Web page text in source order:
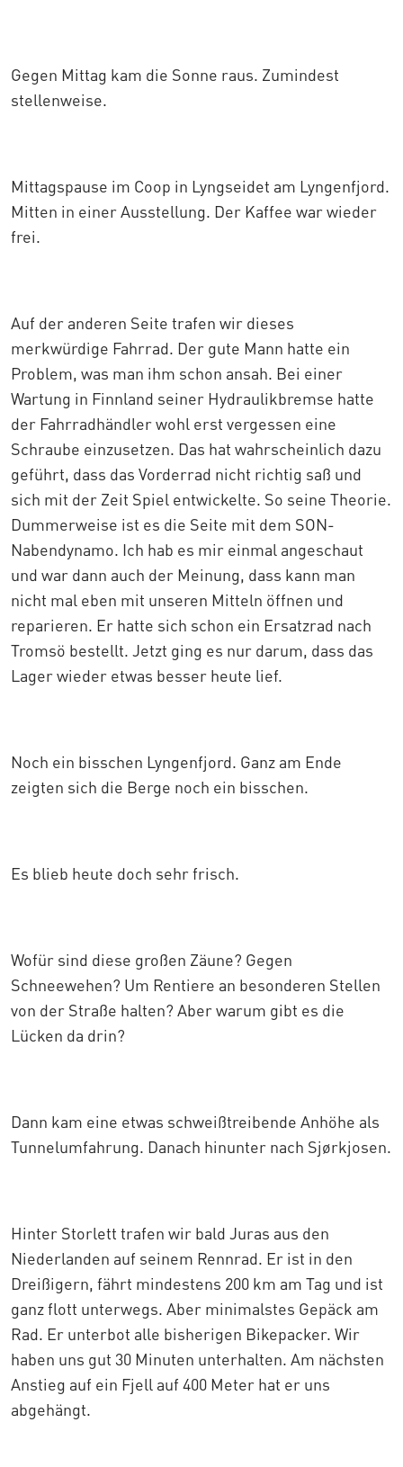
Gegen Mittag kam die Sonne raus. Zumindest
stellenweise.
Mittagspause im Coop in Lyngseidet am Lyngenfjord.
Mitten in einer Ausstellung. Der Kaffee war wieder
frei.
Auf der anderen Seite trafen wir dieses
merkwürdige Fahrrad. Der gute Mann hatte ein
Problem, was man ihm schon ansah. Bei einer
Wartung in Finnland seiner Hydraulikbremse hatte
der Fahrradhändler wohl erst vergessen eine
Schraube einzusetzen. Das hat wahrscheinlich dazu
geführt, dass das Vorderrad nicht richtig saß und
sich mit der Zeit Spiel entwickelte. So seine Theorie.
Dummerweise ist es die Seite mit dem SON-
Nabendynamo. Ich hab es mir einmal angeschaut
und war dann auch der Meinung, dass kann man
nicht mal eben mit unseren Mitteln öffnen und
reparieren. Er hatte sich schon ein Ersatzrad nach
Tromsö bestellt. Jetzt ging es nur darum, dass das
Lager wieder etwas besser heute lief.
Noch ein bisschen Lyngenfjord. Ganz am Ende
zeigten sich die Berge noch ein bisschen.
Es blieb heute doch sehr frisch.
Wofür sind diese großen Zäune? Gegen
Schneewehen? Um Rentiere an besonderen Stellen
von der Straße halten? Aber warum gibt es die
Lücken da drin?
Dann kam eine etwas schweißtreibende Anhöhe als
Tunnelumfahrung. Danach hinunter nach Sjørkjosen.
Hinter Storlett trafen wir bald Juras aus den
Niederlanden auf seinem Rennrad. Er ist in den
Dreißigern, fährt mindestens 200 km am Tag und ist
ganz flott unterwegs. Aber minimalstes Gepäck am
Rad. Er unterbot alle bisherigen Bikepacker. Wir
haben uns gut 30 Minuten unterhalten. Am nächsten
Anstieg auf ein Fjell auf 400 Meter hat er uns
abgehängt.